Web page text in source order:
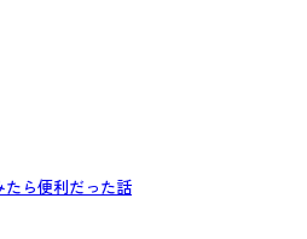
ら便利だった話